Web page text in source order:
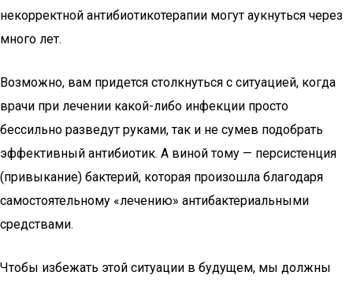
некорректной антибиотикотерапии могут аукнуться через
много лет.
Возможно, вам придется столкнуться с ситуацией, когда
врачи при лечении какой-либо инфекции просто
бессильно разведут руками, так и не сумев подобрать
эффективный антибиотик. А виной тому — персистенция
(привыкание) бактерий, которая произошла благодаря
самостоятельному «лечению» антибактериальными
средствами.
Чтобы избежать этой ситуации в будущем, мы должны